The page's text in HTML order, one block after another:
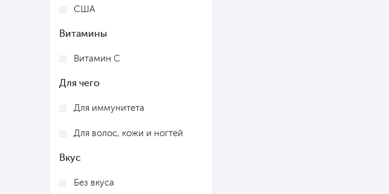
США
Витамины
Витамин C
Для чего
Для иммунитета
Для волос, кожи и ногтей
Вкус
Без вкуса